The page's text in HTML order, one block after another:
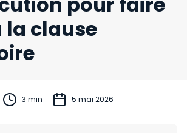
la clause
3 min 5 mai 2026